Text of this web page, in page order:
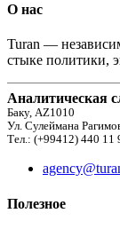
О нас
Turan —
стыке политики,
Аналитическая
Баку, AZ1010
Ул. Сулеймана
Тел.: (+99412) 440 11
Полезное